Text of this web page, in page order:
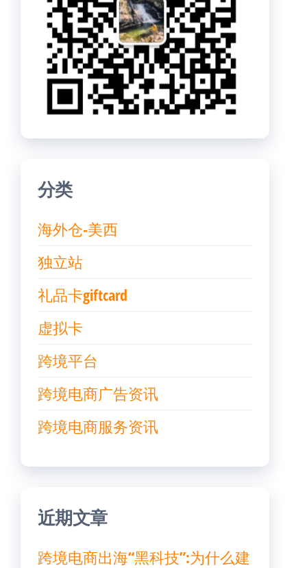
分类
海外仓-美西
独立站
礼品卡giftcard
虚拟卡
跨境平台
跨境电商广告资讯
跨境电商服务资讯
近期文章
跨境电商出海“黑科技”:为什么建